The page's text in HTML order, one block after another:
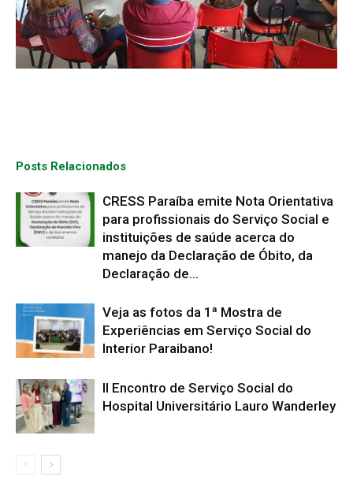
Posts Relacionados
CRESS Paraíba emite Nota Orientativa
para profissionais do Serviço Social e
instituições de saúde acerca do
manejo da Declaração de Óbito, da
Declaração de...
Veja as fotos da 1ª Mostra de
Experiências em Serviço Social do
Interior Paraibano!
II Encontro de Serviço Social do
Hospital Universitário Lauro Wanderley